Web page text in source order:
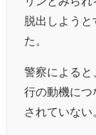
脱出しよう
た。
警察によると
行の動機につ
されていない